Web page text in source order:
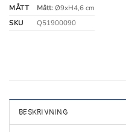
MÅTT Mått:Ø9xH4,6 cm
SKU
Q51900090
BESKRIVNING